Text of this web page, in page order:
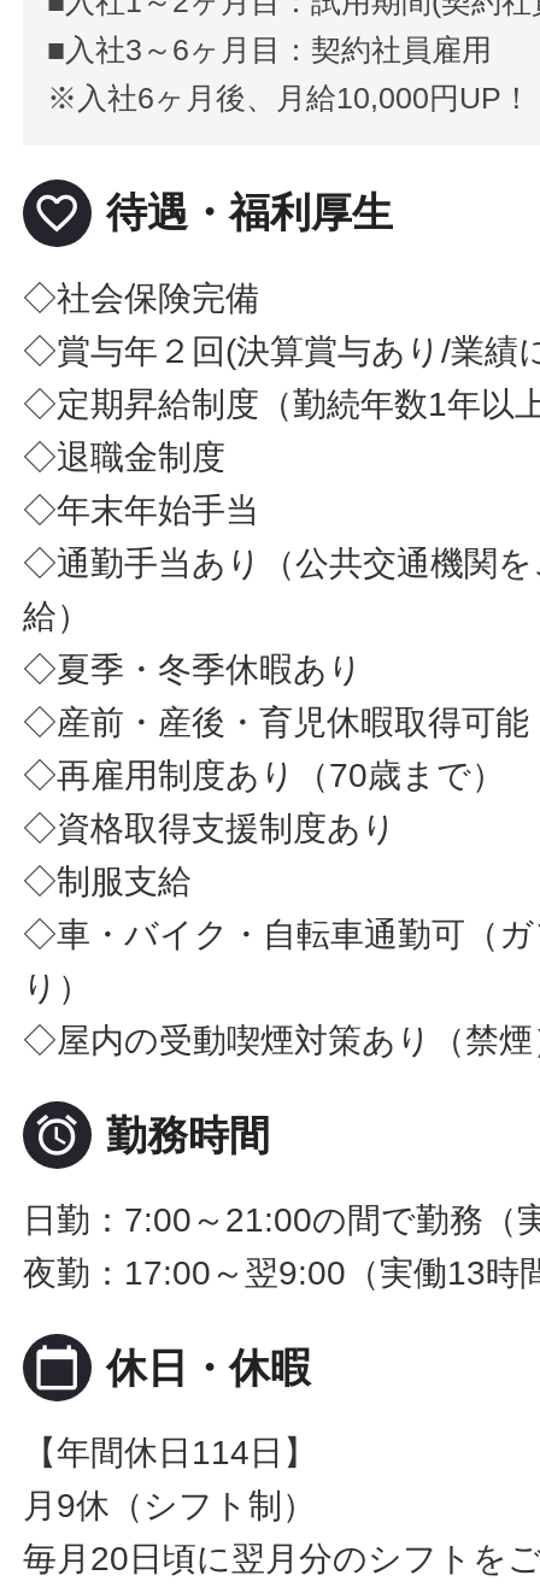
■入社3～6ヶ月目：契約社員雇用
※入社6ヶ月後、月給10,000円UP
favorite_border 待遇・福利厚生
◇社会保険完備
◇賞与年２回(決算賞与あり/業績
◇定期昇給制度（勤続年数1年以
◇退職金制度
◇年末年始手当
◇通勤手当あり（公共交通機関
給）
◇夏季・冬季休暇あり
◇産前・産後・育児休暇取得可能
◇再雇用制度あり（70歳まで）
◇資格取得支援制度あり
◇制服支給
◇車・バイク・自転車通勤可（
り）
◇屋内の受動喫煙対策あり（禁煙
 勤務時間
日勤：7:00～21:00の間で勤務（
夜勤：17:00～翌9:00（実働13時
calendar_today 休日・休暇
【年間休日114日】
月9休（シフト制）
毎月20日頃に翌月分のシフトを